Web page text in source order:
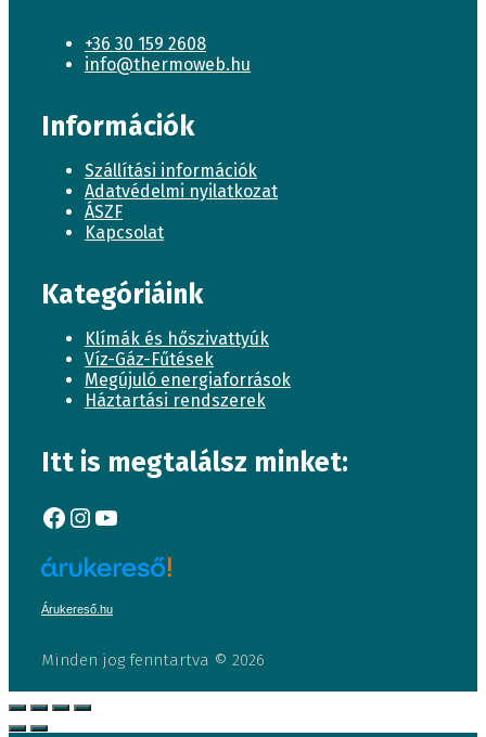
+36 30 159 2608
info@thermoweb.hu
Információk
Szállítási információk
Adatvédelmi nyilatkozat
ÁSZF
Kapcsolat
Kategóriáink
Klímák és hőszivattyúk
Víz-Gáz-Fűtések
Megújuló energiaforrások
Háztartási rendszerek
Itt is megtalálsz minket:
Facebook
Instagram
YouTube
Árukereső.hu
Minden jog fenntartva © 2026